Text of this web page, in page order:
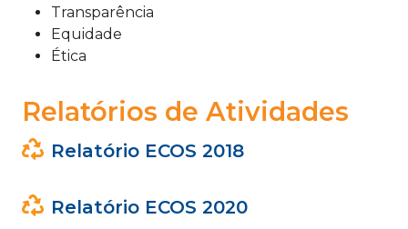
Transparência
Equidade
Ética
Relatórios de Atividades
Relatório ECOS 2018
Relatório ECOS 2020